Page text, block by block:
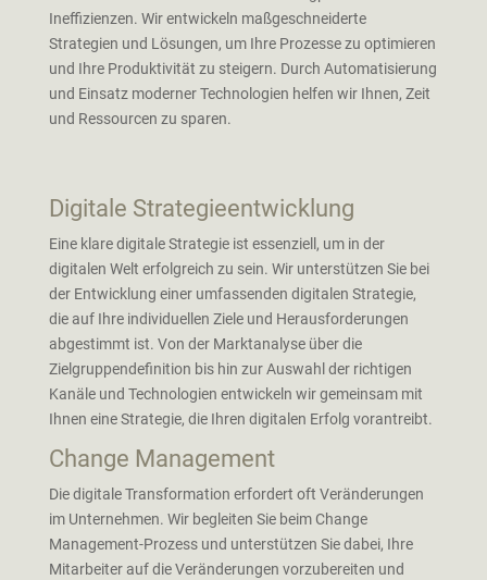
Ineffizienzen. Wir entwickeln maßgeschneiderte
Strategien und Lösungen, um Ihre Prozesse zu optimieren
und Ihre Produktivität zu steigern. Durch Automatisierung
und Einsatz moderner Technologien helfen wir Ihnen, Zeit
und Ressourcen zu sparen.
Digitale Strategieentwicklung
Eine klare digitale Strategie ist essenziell, um in der
digitalen Welt erfolgreich zu sein. Wir unterstützen Sie bei
der Entwicklung einer umfassenden digitalen Strategie,
die auf Ihre individuellen Ziele und Herausforderungen
abgestimmt ist. Von der Marktanalyse über die
Zielgruppendefinition bis hin zur Auswahl der richtigen
Kanäle und Technologien entwickeln wir gemeinsam mit
Ihnen eine Strategie, die Ihren digitalen Erfolg vorantreibt.
Change Management
Die digitale Transformation erfordert oft Veränderungen
im Unternehmen. Wir begleiten Sie beim Change
Management-Prozess und unterstützen Sie dabei, Ihre
Mitarbeiter auf die Veränderungen vorzubereiten und